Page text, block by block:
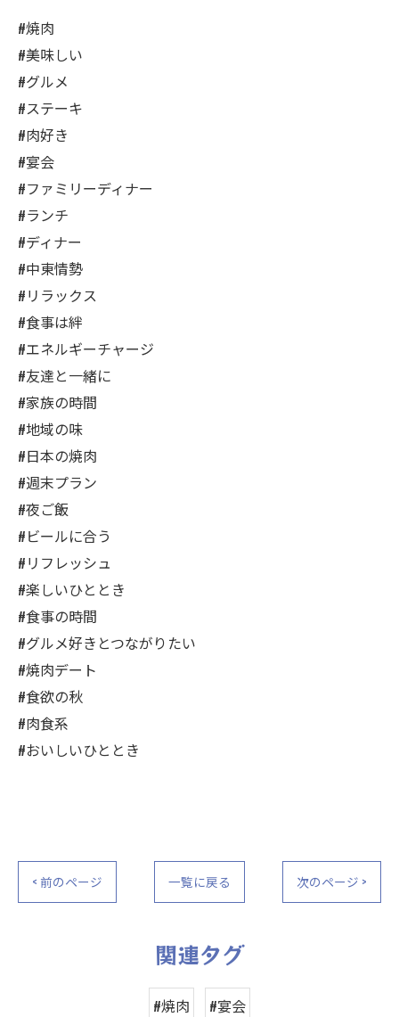
#焼肉
#美味しい
#グルメ
#ステーキ
#肉好き
#宴会
#ファミリーディナー
#ランチ
#ディナー
#中東情勢
#リラックス
#食事は絆
#エネルギーチャージ
#友達と一緒に
#家族の時間
#地域の味
#日本の焼肉
#週末プラン
#夜ご飯
#ビールに合う
#リフレッシュ
#楽しいひととき
#食事の時間
#グルメ好きとつながりたい
#焼肉デート
#食欲の秋
#肉食系
#おいしいひととき
< 前のページ 一覧に戻る 次のページ >
関連タグ
#焼肉 #宴会